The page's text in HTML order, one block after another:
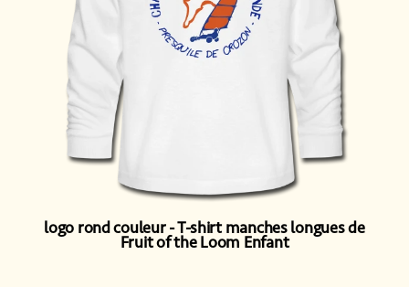
logo rond couleur T-shirt manches longues de
Fruit of the Loom Enfant